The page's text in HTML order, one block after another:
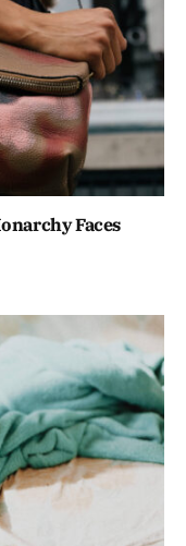
Faces